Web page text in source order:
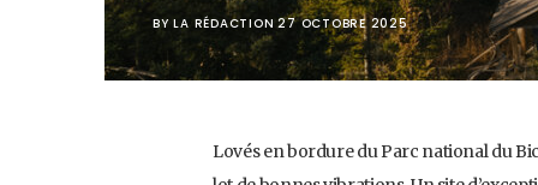
BY LA RÉDACTION 27 OCTOBRE 2025
Lovés en bordure du Parc national du